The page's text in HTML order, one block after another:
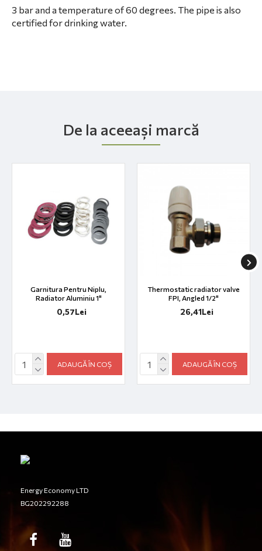
3 bar and a temperature of 60 degrees. The pipe is also
certified for drinking water.
De la aceeași marcă
Garnitura Pentru Niplu,
Radiator Aluminiu 1"
0,57Lei
ADAUGĂ ÎN COȘ
Thermostatic radiator valve
FPI, Angled 1/2"
26,41Lei
ADAUGĂ ÎN COȘ
Energy Economy LTD
BG202292288